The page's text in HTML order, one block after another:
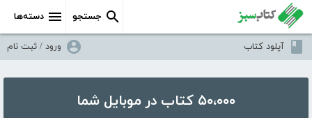
دسته‌ها جستجو
آپلود کتاب ورود / ثبت نام
۵۰،۰۰۰ کتاب در موبایل شما